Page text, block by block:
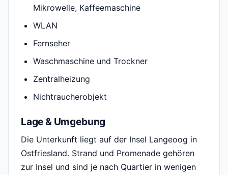
Mikrowelle, Kaffeemaschine
WLAN
Fernseher
Waschmaschine und Trockner
Zentralheizung
Nichtraucherobjekt
Lage & Umgebung
Die Unterkunft liegt auf der Insel Langeoog in
Ostfriesland. Strand und Promenade gehören
zur Insel und sind je nach Quartier in wenigen